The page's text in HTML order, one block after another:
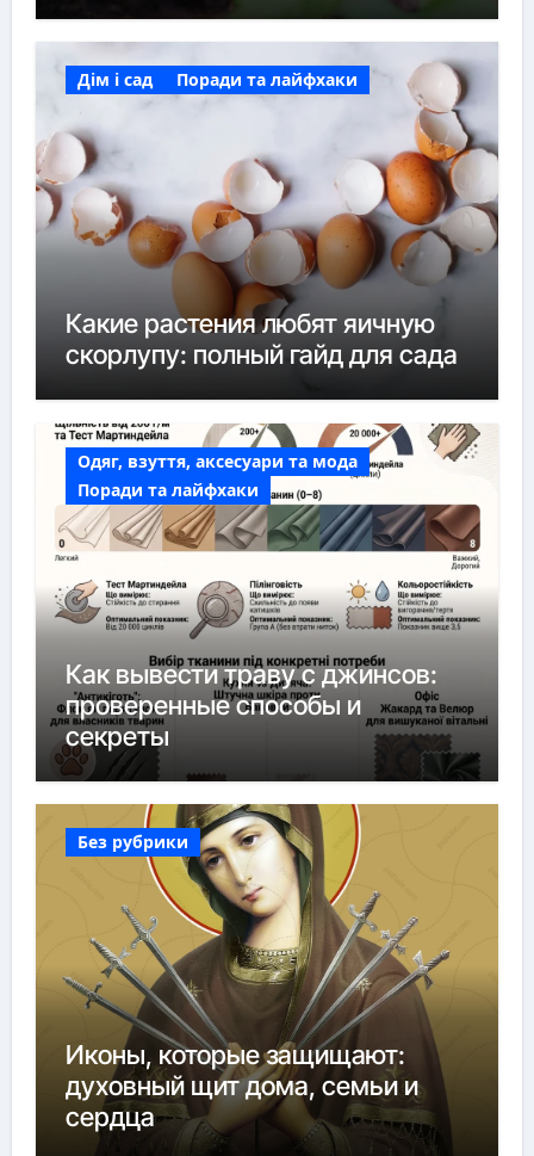
Дім і сад Поради та лайфхаки
Какие растения любят яичную
скорлупу: полный гайд для сада
Одяг, взуття, аксесуари та мода
Поради та лайфхаки
Как вывести траву с джинсов:
проверенные способы и
секреты
Без рубрики
Иконы, которые защищают:
духовный щит дома, семьи и
сердца